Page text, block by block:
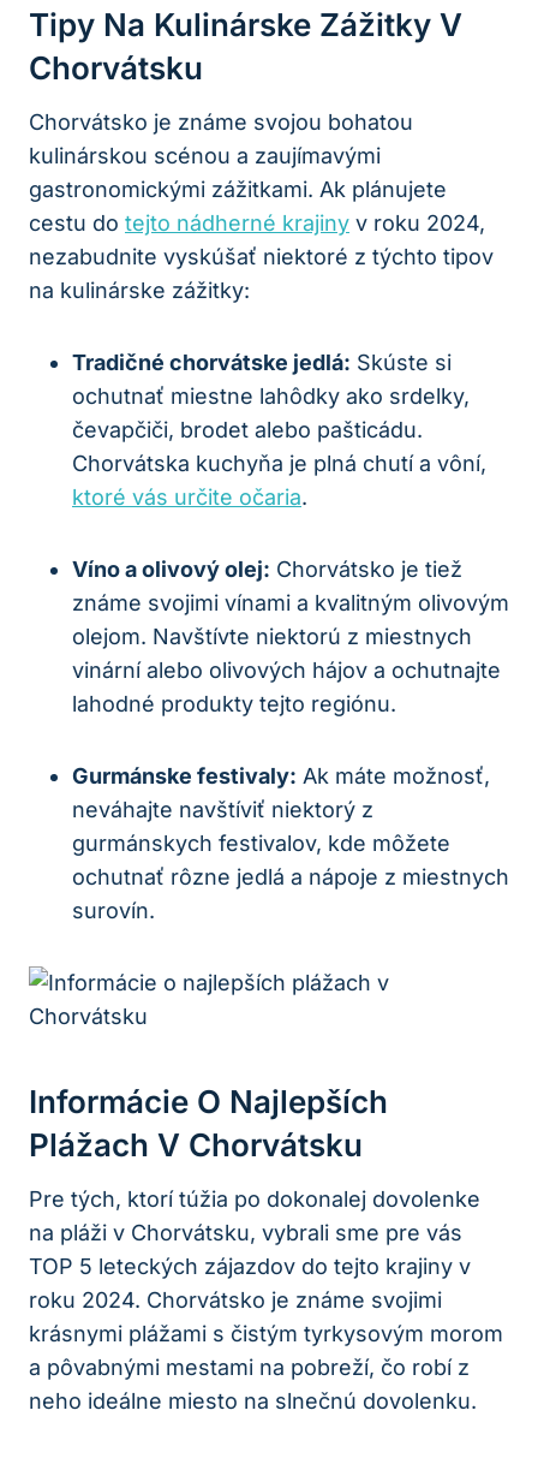
Tipy Na​ Kulinárske​ Zážitky V‍
Chorvátsku
Chorvátsko je známe svojou bohatou
kulinárskou ​scénou a​ zaujímavými⁤
gastronomickými zážitkami. Ak plánujete
cestu do tejto nádherné krajiny v ⁢roku ‍2024,
nezabudnite‍ vyskúšať ⁢niektoré z ‍týchto tipov
na kulinárske zážitky:
Tradičné chorvátske jedlá: Skúste​ si
ochutnať miestne lahôdky ako srdelky,
čevapčiči, brodet ‍alebo⁤ pašticádu.
Chorvátska kuchyňa je plná ⁤chutí⁢ a vôní,
ktoré ‍vás určite očaria.
Víno a olivový olej: Chorvátsko je tiež
známe‍ svojimi vínami a kvalitným‌ olivovým
olejom. Navštívte niektorú z miestnych
vinární alebo ⁢olivových⁣ hájov⁢ a ochutnajte
lahodné produkty tejto regiónu.
Gurmánske festivaly: Ak máte možnosť,
neváhajte navštíviť ​niektorý z
gurmánskych festivalov, kde môžete
ochutnať rôzne jedlá a nápoje z miestnych
surovín.
Informácie O Najlepších
Plážach V Chorvátsku
Pre tých,​ ktorí túžia po dokonalej dovolenke⁣
na pláži v Chorvátsku, vybrali sme pre vás
TOP 5 leteckých zájazdov do tejto krajiny ​v
roku 2024. Chorvátsko‌ je známe svojimi
krásnymi plážami s čistým tyrkysovým morom
a pôvabnými mestami na⁣ pobreží, ​čo robí z
neho ideálne miesto na slnečnú dovolenku.